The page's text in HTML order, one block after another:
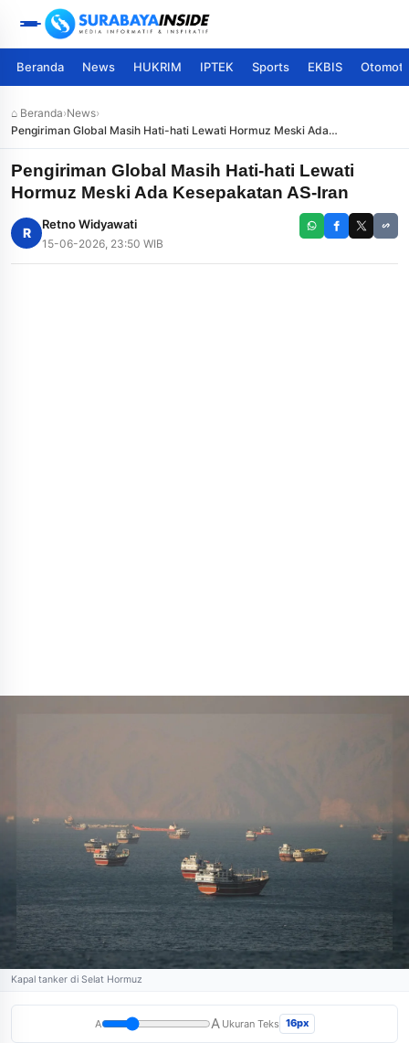
Beranda News HUKRIM IPTEK Sports EKBIS
⌂ Beranda›News›
Pengiriman Global Masih Hati-hati Lewati Hormuz Meski Ada
Kesepakatan AS-Iran
Pengiriman Global Masih Hati-hati Lewati
Hormuz Meski Ada Kesepakatan AS-Iran
R
Retno Widyawati
15-06-2026, 23:50 WIB
Kapal tanker di Selat Hormuz
A A Ukuran Teks 16px